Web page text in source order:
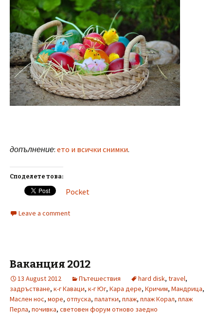
допълнение: ето и всички снимки.
Споделете това:
Pocket
Leave a comment
Ваканция 2012
13 August 2012 Пътешествия hard disk, travel,
задръстване, к-г Каваци, к-г Юг, Кара дере, Кричим, Мандрица,
Маслен нос, море, отпуска, палатки, плаж, плаж Корал, плаж
Перла, почивка, световен форум отново заедно